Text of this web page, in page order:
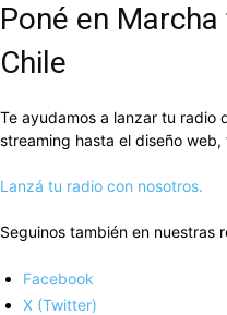
Poné en
Chile
Te ayudamos a lanzar tu radio
streaming hasta el diseño web,
Lanzá tu radio con nosotros.
Seguinos también en nuestras
Facebook
X (Twitter)